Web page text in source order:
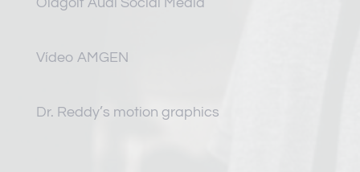
Olagolf Audi Social Media
Vídeo AMGEN
Dr. Reddy’s motion graphics